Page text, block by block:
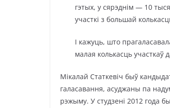
гэтых, у сярэднім — 10
участкі з большай
І кажуць, што
малая колькасць участкаў
Мікалай Статкевіч быў
галасавання, асуджаны па
рэжыму. У студзені 2012 года